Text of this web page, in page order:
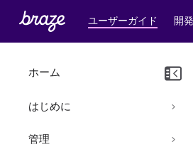
ユーザーガイド 開
ホーム
はじめに
管理